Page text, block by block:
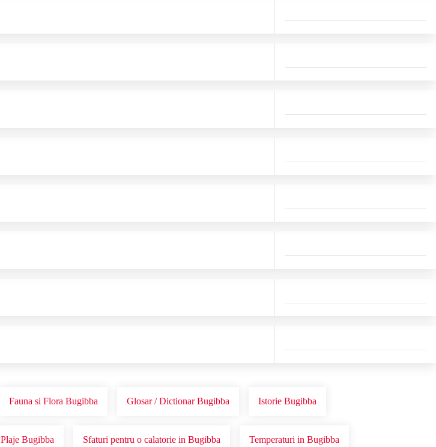
Fauna si Flora Bugibba Glosar / Dictionar Bugibba Istorie Bugibba
Plaje Bugibba Sfaturi pentru o calatorie in Bugibba Temperaturi in Bugibba